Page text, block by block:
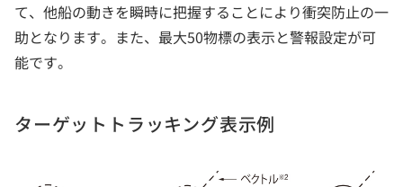
て、他船の動きを瞬時に把握することにより衝突防止の一
助となります。また、最大50物標の表示と警報設定が可
能です。
ターゲットトラッキング表示例